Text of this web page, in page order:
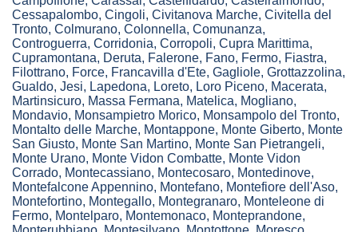
Cessapalombo, Cingoli, Civitanova Marche, Civitella del
Tronto, Colmurano, Colonnella, Comunanza,
Controguerra, Corridonia, Corropoli, Cupra Marittima,
Cupramontana, Deruta, Falerone, Fano, Fermo, Fiastra,
Filottrano, Force, Francavilla d'Ete, Gagliole, Grottazzolina,
Gualdo, Jesi, Lapedona, Loreto, Loro Piceno, Macerata,
Martinsicuro, Massa Fermana, Matelica, Mogliano,
Mondavio, Monsampietro Morico, Monsampolo del Tronto,
Montalto delle Marche, Montappone, Monte Giberto, Monte
San Giusto, Monte San Martino, Monte San Pietrangeli,
Monte Urano, Monte Vidon Combatte, Monte Vidon
Corrado, Montecassiano, Montecosaro, Montedinove,
Montefalcone Appennino, Montefano, Montefiore dell'Aso,
Montefortino, Montegallo, Montegranaro, Monteleone di
Fermo, Montelparo, Montemonaco, Monteprandone,